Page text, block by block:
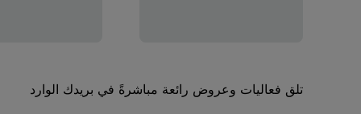
تلق فعاليات وعروض رائعة مباشرةً في بريدك الوارد